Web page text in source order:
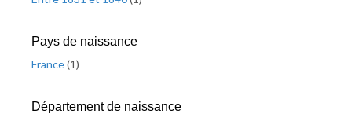
Pays de naissance
France(1)
Département de naissance